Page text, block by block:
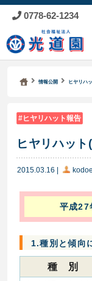
0778-62-1234
社会福祉法人 光道園
情報公開 ヒヤリハ
ヒヤリハット報告
ヒヤリハッ
2015.03.16
平成27
1.種別と傾向
種 別